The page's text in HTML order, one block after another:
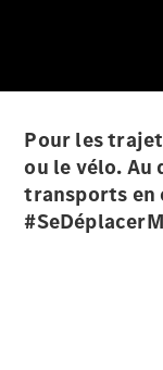
un
Pour les
ou le vélo. Au
transports en